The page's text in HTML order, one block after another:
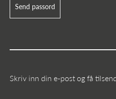
Send passord
Skriv inn din e-post og få